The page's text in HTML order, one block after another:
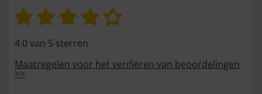
4.0 van 5 sterren
Maatregelen voor het verifiëren van beoordelingen
>>